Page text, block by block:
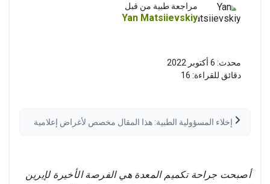
مراجعة طبية من قبل
Yan Matsiievskiy
محدث: 6 أكتوبر 2022
دقائق للقراءة: 16
إخلاء المسؤولية الطبية: هذا المقال مخصص لأغراض إعلامية
أصبحت جراحة تكميم المعدة هي الفرصة الأخيرة لإيرين